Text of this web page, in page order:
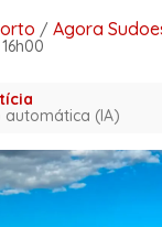
/ Agora
automática (IA)